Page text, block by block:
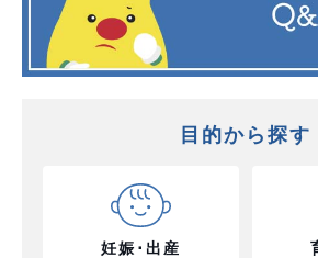
目的から探す
妊娠･出産